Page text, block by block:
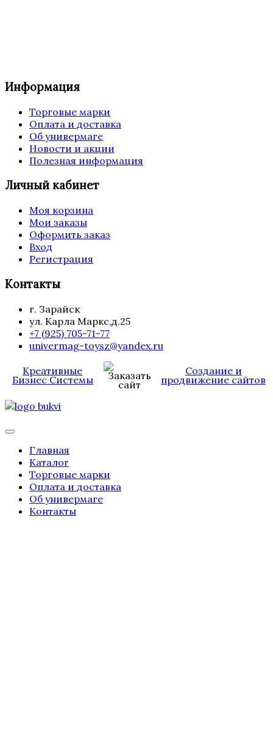
Информация
Торговые марки
Оплата и доставка
Об универмаге
Новости и акции
Полезная информация
Личный кабинет
Моя корзина
Мои заказы
Оформить заказ
Вход
Регистрация
Контакты
г. Зарайск
ул. Карла Маркс,д.25
+7 (925) 705-71-77
univermag-toysz@yandex.ru
Креативные
Бизнес Системы
Создание и
продвижение сайтов
Главная
Каталог
Торговые марки
Оплата и доставка
Об универмаге
Контакты